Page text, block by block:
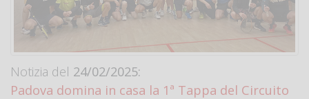
Notizia del 24/02/2025:
Padova domina in casa la 1ª Tappa del Circuito